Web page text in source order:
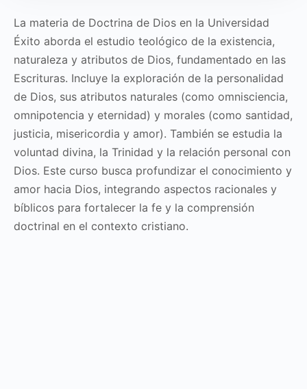
La materia de Doctrina de Dios en la Universidad
Éxito aborda el estudio teológico de la existencia,
naturaleza y atributos de Dios, fundamentado en las
Escrituras. Incluye la exploración de la personalidad
de Dios, sus atributos naturales (como omnisciencia,
omnipotencia y eternidad) y morales (como santidad,
justicia, misericordia y amor). También se estudia la
voluntad divina, la Trinidad y la relación personal con
Dios. Este curso busca profundizar el conocimiento y
amor hacia Dios, integrando aspectos racionales y
bíblicos para fortalecer la fe y la comprensión
doctrinal en el contexto cristiano.